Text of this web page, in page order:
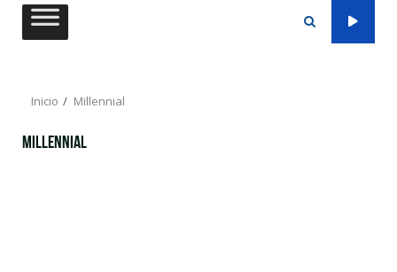
Saltar
Inicio Millennial
Millennial